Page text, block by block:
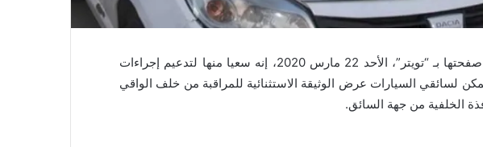
قالت مديرية الأمن الوطني، على صفحتها بـ “تويتر”، الأحد 22 مارس 2020، إنه سعيا منها لتدعيم إجراءات
لسائقي السيارات عرض الوثيقة الاستثنائية للمراقبة من خلف الواقي
الخلفية من جهة السائق.